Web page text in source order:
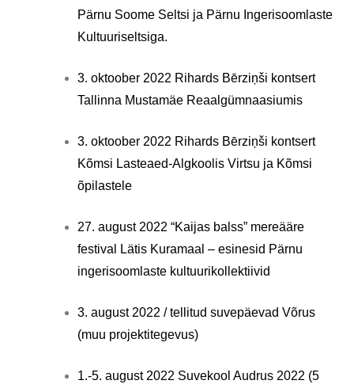
Pärnu Soome Seltsi ja Pärnu Ingerisoomlaste
Kultuuriseltsiga.
3. oktoober 2022 Rihards Bērziņši kontsert
Tallinna Mustamäe Reaalgümnaasiumis
3. oktoober 2022 Rihards Bērziņši kontsert
Kõmsi Lasteaed-Algkoolis Virtsu ja Kõmsi
õpilastele
27. august 2022 “Kaijas balss” mereääre
festival Lätis Kuramaal – esinesid Pärnu
ingerisoomlaste kultuurikollektiivid
3. august 2022 / tellitud suvepäevad Võrus
(muu projektitegevus)
1.-5. august 2022 Suvekool Audrus 2022 (5